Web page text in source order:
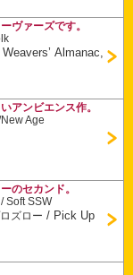
ヴァーズです。
Weavers’ Almanac,
アンビエンス作。
Age
のセカンド。
Soft SSW
ズロー / Pick Up